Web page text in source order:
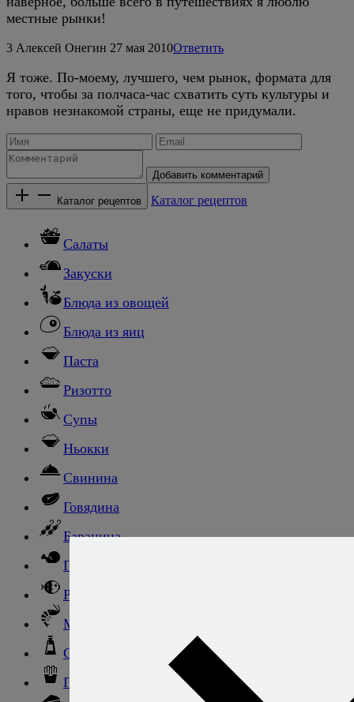
местные рынки!
3 Алексей Онегин 27 мая 2010Ответить
Я тоже. По-моему, лучшего, чем рынок, формата для
того, чтобы за полчаса-час схватить суть культуры и
нравов незнакомой страны, еще не придумали.
Добавить комментарий
Каталог рецептов Каталог рецептов
Салаты
Закуски
Блюда из овощей
Блюда из яиц
Паста
Ризотто
Супы
Ньокки
Свинина
Говядина
Баранина
Птица и дичь
Рыба
Морепродукты
Соусы и блюда с ними
Гарниры